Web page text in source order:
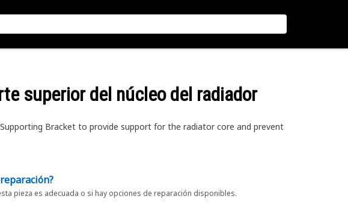
superior del núcleo del radiador
Bracket to provide support for the radiator core and prevent
pieza es adecuada o si hay opciones de reparación disponibles.